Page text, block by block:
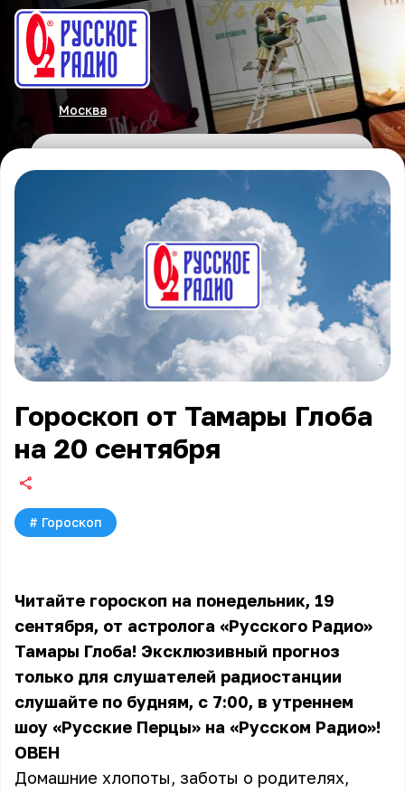
Москва
Гороскоп от Тамары Глоба
на 20 сентября
# Гороскоп
Читайте гороскоп на понедельник, 19
сентября, от астролога «Русского Радио»
Тамары Глоба! Эксклюзивный прогноз
только для слушателей радиостанции
слушайте по будням, с 7:00, в утреннем
шоу «Русские Перцы» на «Русском Радио»!
ОВЕН
Домашние хлопоты, заботы о родителях,